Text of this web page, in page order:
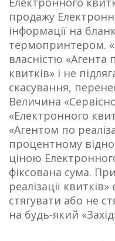
продажу
інформації на
термопринтером.
власністю «Агента
квитків» і не
скасування,
Величина
«Електронного
«Агентом по
процентному
ціною
фіксована сума.
реалізації
стягувати або не
на будь-який